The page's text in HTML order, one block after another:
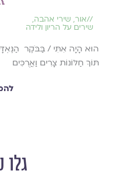
//אור, שירי אהבה,
שירים על הריון ולידה
הוּא הָיָה אִתִּי / בַּבֹּקֶר
תּוֹךְ חַלּוֹנוֹת צָרִים וַאֲרֻכִּים
גלו